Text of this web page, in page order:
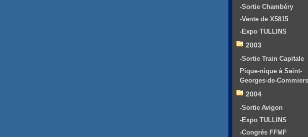
-Sortie Chambéry
-Vente de X5815
-Expo TULLINS
2003
-Sortie Train Capitale
Pique-nique à Saint-
Georges-de-Commiers
2004
-Sortie Avigon
-Expo TULLINS
-Congrés FFMF